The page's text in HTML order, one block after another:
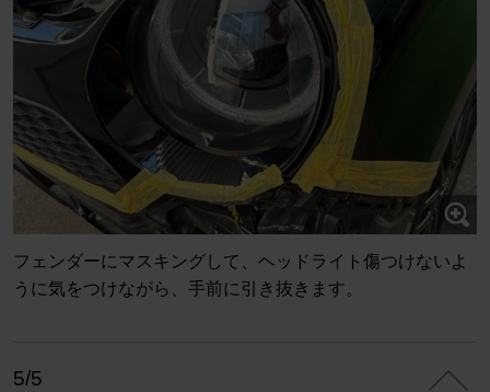
フェンダーにマスキングして、ヘッドライト傷つけないよ
うに気をつけながら、手前に引き抜きます。
5/5